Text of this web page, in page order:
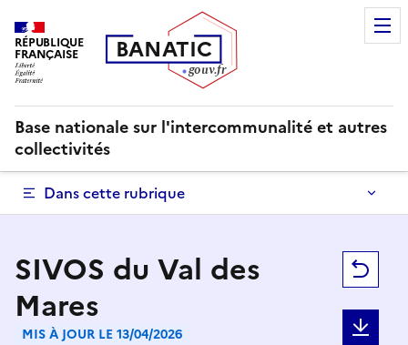
RÉPUBLIQUE
FRANÇAISE BANATIC
gouv.fr
Base nationale sur l'intercommunalité et autres
collectivités
Dans cette rubrique
SIVOS du Val des
Mares
MIS À JOUR LE 13/04/2026